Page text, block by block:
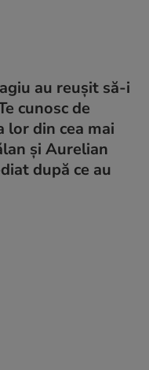
au reușit să-i
cunosc de
lor din cea mai
și Aurelian
după ce au